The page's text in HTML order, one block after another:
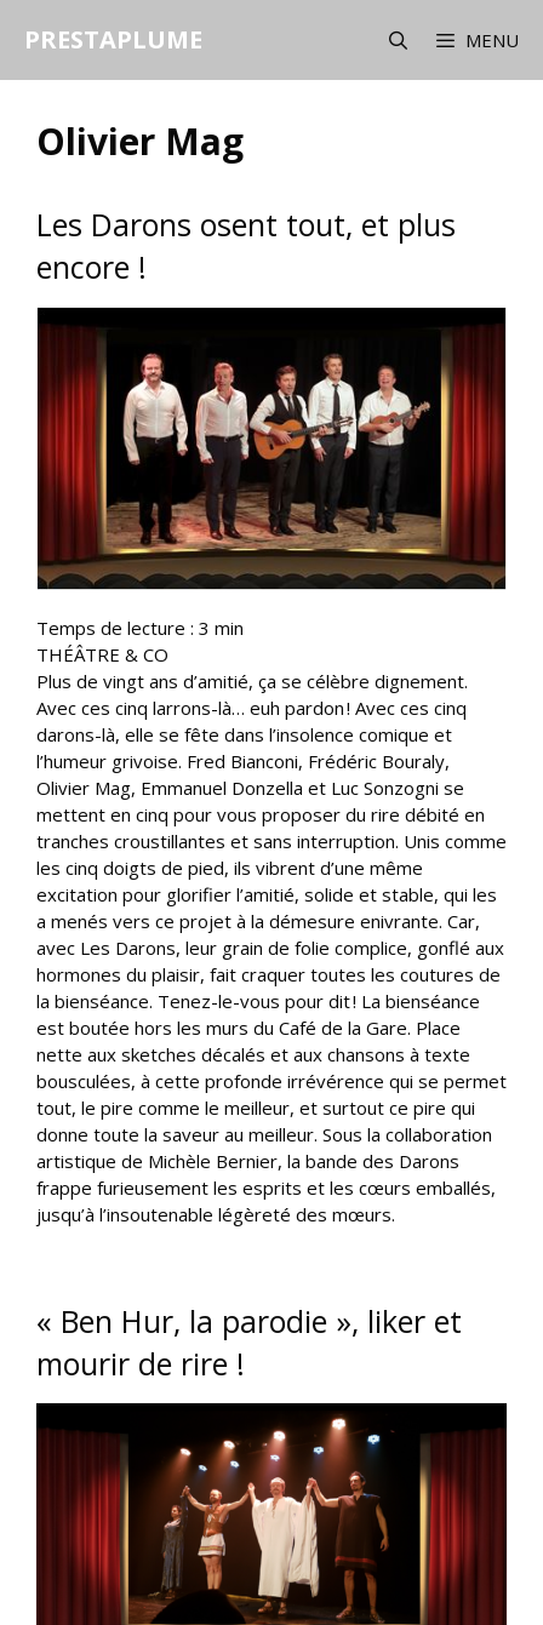
PRESTAPLUME MENU
Olivier Mag
Les Darons osent tout, et plus
encore !
Temps de lecture : 3 min
THÉÂTRE & CO
Plus de vingt ans d’amitié, ça se célèbre dignement.
Avec ces cinq larrons-là… euh pardon ! Avec ces cinq
darons-là, elle se fête dans l’insolence comique et
l’humeur grivoise. Fred Bianconi, Frédéric Bouraly,
Olivier Mag, Emmanuel Donzella et Luc Sonzogni se
mettent en cinq pour vous proposer du rire débité en
tranches croustillantes et sans interruption. Unis comme
les cinq doigts de pied, ils vibrent d’une même
excitation pour glorifier l’amitié, solide et stable, qui les
a menés vers ce projet à la démesure enivrante. Car,
avec Les Darons, leur grain de folie complice, gonflé aux
hormones du plaisir, fait craquer toutes les coutures de
la bienséance. Tenez-le-vous pour dit ! La bienséance
est boutée hors les murs du Café de la Gare. Place
nette aux sketches décalés et aux chansons à texte
bousculées, à cette profonde irrévérence qui se permet
tout, le pire comme le meilleur, et surtout ce pire qui
donne toute la saveur au meilleur. Sous la collaboration
artistique de Michèle Bernier, la bande des Darons
frappe furieusement les esprits et les cœurs emballés,
jusqu’à l’insoutenable légèreté des mœurs.
« Ben Hur, la parodie », liker et
mourir de rire !